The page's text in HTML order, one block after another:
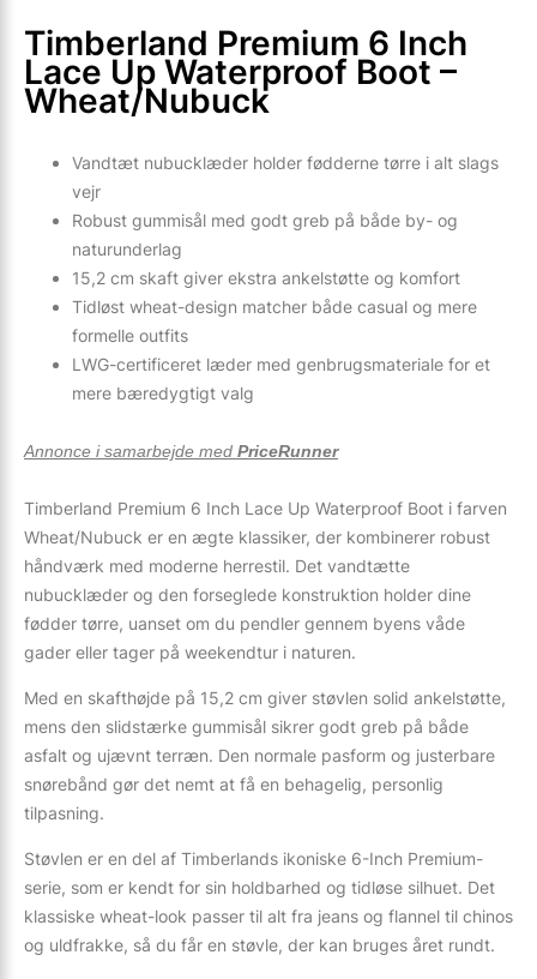
Timberland Premium 6 Inch
Lace Up Waterproof Boot –
Wheat/Nubuck
Vandtæt nubucklæder holder fødderne tørre i alt slags
vejr
Robust gummisål med godt greb på både by- og
naturunderlag
15,2 cm skaft giver ekstra ankelstøtte og komfort
Tidløst wheat-design matcher både casual og mere
formelle outfits
LWG-certificeret læder med genbrugsmateriale for et
mere bæredygtigt valg
Annonce i samarbejde med PriceRunner
Timberland Premium 6 Inch Lace Up Waterproof Boot i farven
Wheat/Nubuck er en ægte klassiker, der kombinerer robust
håndværk med moderne herrestil. Det vandtætte
nubucklæder og den forseglede konstruktion holder dine
fødder tørre, uanset om du pendler gennem byens våde
gader eller tager på weekendtur i naturen.
Med en skafthøjde på 15,2 cm giver støvlen solid ankelstøtte,
mens den slidstærke gummisål sikrer godt greb på både
asfalt og ujævnt terræn. Den normale pasform og justerbare
snørebånd gør det nemt at få en behagelig, personlig
tilpasning.
Støvlen er en del af Timberlands ikoniske 6-Inch Premium-
serie, som er kendt for sin holdbarhed og tidløse silhuet. Det
klassiske wheat-look passer til alt fra jeans og flannel til chinos
og uldfrakke, så du får en støvle, der kan bruges året rundt.